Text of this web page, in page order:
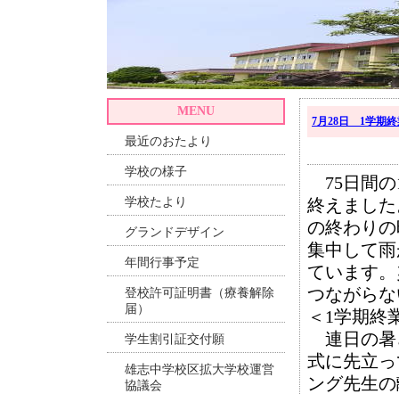
MENU
最近のおたより
学校の様子
学校たより
グランドデザイン
年間行事予定
登校許可証明書（療養解除
届）
学生割引証交付願
雄志中学校区拡大学校運営
協議会
7月28日 1学期終
75日間の
終えまし
の終わり
集中して
ています
つながら
＜1学期終
連日の暑
式に先立
ング先生